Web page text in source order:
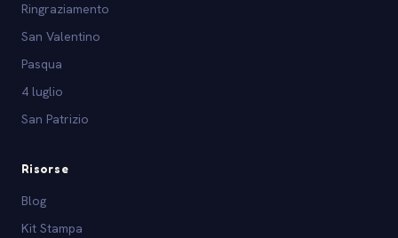
Ringraziamento
San Valentino
Pasqua
4 luglio
San Patrizio
Risorse
Blog
Kit Stampa